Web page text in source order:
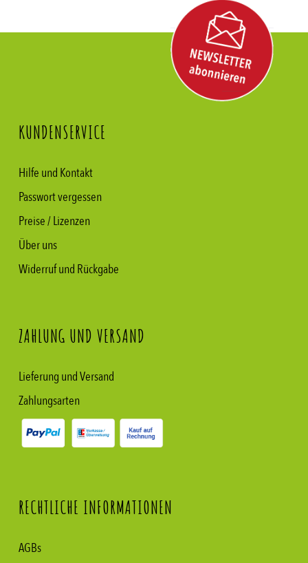
KUNDENSERVICE
Hilfe und Kontakt
Passwort vergessen
Preise / Lizenzen
Über uns
Widerruf und Rückgabe
ZAHLUNG UND VERSAND
Lieferung und Versand
Zahlungsarten
RECHTLICHE INFORMATIONEN
AGBs